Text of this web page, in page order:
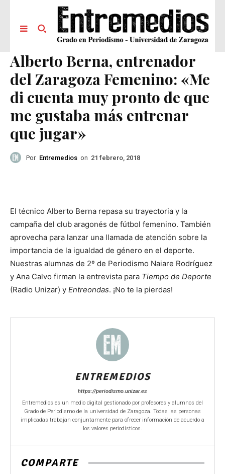
Alberto Berna, entrenador
del Zaragoza Femenino: «Me
di cuenta muy pronto de que
me gustaba más entrenar
que jugar»
Por Entremedios on 21 febrero, 2018
El técnico Alberto Berna repasa su trayectoria y la
campaña del club aragonés de fútbol femenino. También
aprovecha para lanzar una llamada de atención sobre la
importancia de la igualdad de género en el deporte.
Nuestras alumnas de 2º de Periodismo Naiare Rodríguez
y Ana Calvo firman la entrevista para Tiempo de Deporte
(Radio Unizar) y Entreondas. ¡No te la pierdas!
ENTREMEDIOS
https://periodismo.unizar.es
Entremedios es un medio digital gestionado por profesores y alumnos del
Grado de Periodismo de la universidad de Zaragoza. Todas las personas
implicadas trabajan conjuntamente para ofrecer información de acuerdo a
los valores periodísticos.
COMPARTE